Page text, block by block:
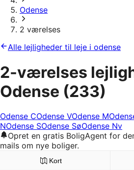
Odense
2 værelses
Alle lejligheder til leje i odense
2-værelses
Odense (233)
Odense COdense VOdense M
NOdense SOdense SøOdense Nv
Opret en gratis BoligAgent for
mails om nye boliger.
Kort